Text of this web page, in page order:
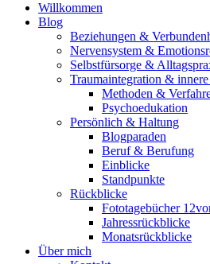
Willkommen
Blog
Beziehungen &
Nervensystem &
Selbstfürsorge &
Traumaintegration &
Methoden &
Psychoedukation
Persönlich & Haltung
Blogparaden
Beruf & Berufung
Einblicke
Standpunkte
Rückblicke
Fototagebücher
Jahressrückblicke
Monatsrückblicke
Über mich